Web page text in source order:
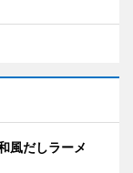
風だしラーメ